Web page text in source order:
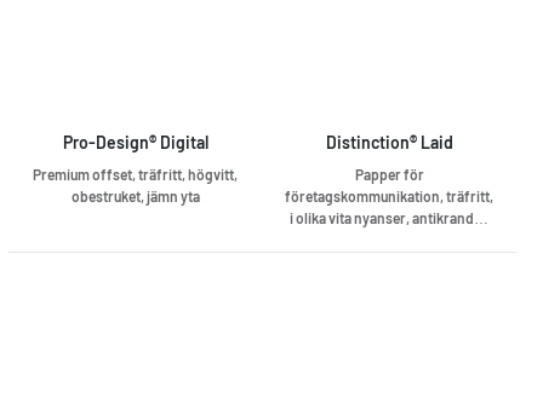
Pro-Design® Digital
Premium offset, träfritt, högvitt,
obestruket, jämn yta
Distinction® Laid
Papper för
företagskommunikation, träfritt,
i olika vita nyanser, antikrandat,